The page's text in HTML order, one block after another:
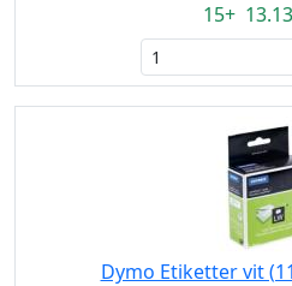
15+
Dymo Etiketter vit